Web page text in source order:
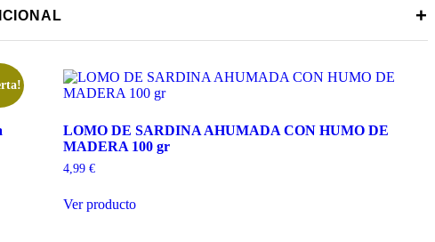
+
LOMO DE SARDINA AHUMADA CON HUMO DE
MADERA 100 gr
4,99 €
Ver producto